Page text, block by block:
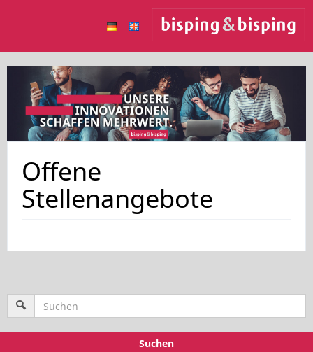
Offene
Stellenangebote
Suchen